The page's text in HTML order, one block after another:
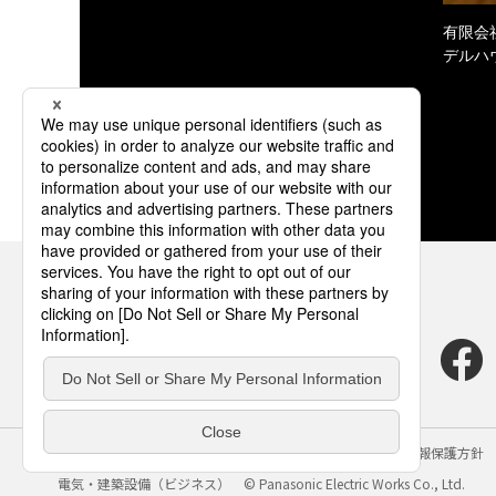
有限会
デルハ
サイトのご利用にあたって クッキーポリシー
個人情報保護方針
電気・建築設備（ビジネス）
© Panasonic Electric Works Co., Ltd.